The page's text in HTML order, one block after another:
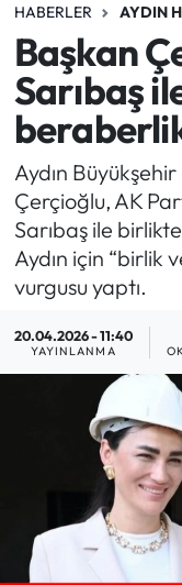
HABERLER AYDIN
Başkan
Sarıbaş
Aydın
Çerçioğlu, AK
Sarıbaş ile
Aydın için “birlik
vurgusu yaptı.
20.04.2026 - 11:40
YAYINLANMA
EĞİTİM
EKONOMİ
GÜNCEL
GÜNDEM
MAGAZİN
SAĞLIK
SİYASET
SPOR
TARIM
TURİZM
Süper Lig
Tüm Manşetler
Son Dakika
Haber Arşivi